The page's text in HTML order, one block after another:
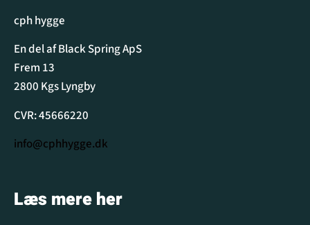
cph hygge
En del af Black Spring ApS
Frem 13
2800 Kgs Lyngby
CVR: 45666220
info@cphhygge.dk
Læs mere her